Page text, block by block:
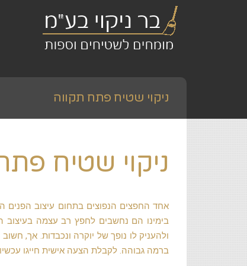
ניקוי שטיח פתח תקווה
ניקוי שטיח
אחד החפצים הנפוצים בתחום עיצוב הפנים
בימינו הם נחשבים לחפץ רב עצמה
ולהעניק לו נופך של יוקרה ונכבדות. אך,
ברמה גבוהה. לקבלת הצעה אישית חייגו